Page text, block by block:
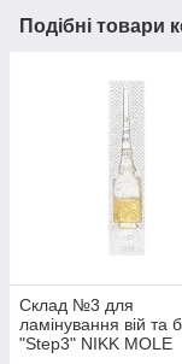
Подібні товари
Склад №3 для
ламінування вій та
"Step3" NIKK MOLE